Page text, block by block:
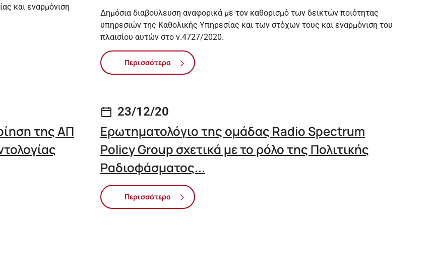
και εναρμόνιση
Δημόσια διαβούλευση αναφορικά με τον καθορισμό των δεικτών ποιότητας
υπηρεσιών της Καθολικής Υπηρεσίας και των στόχων τους και εναρμόνιση του
πλαισίου αυτών στο ν.4727/2020.
Περισσότερα
της ΑΠ
23/12/20
Ερωτηματολόγιο της ομάδας Radio Spectrum
Policy Group σχετικά με το ρόλο της Πολιτικής
Ραδιοφάσματος...
Περισσότερα